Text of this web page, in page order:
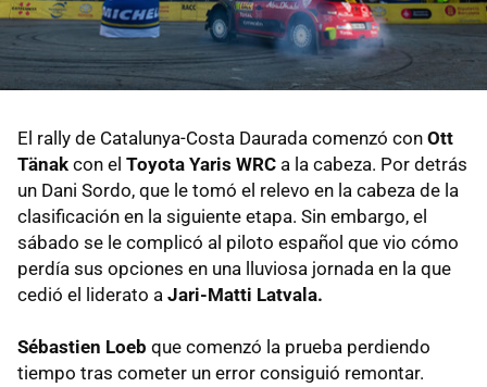
El rally de Catalunya-Costa Daurada comenzó con Ott
Tänak con el Toyota Yaris WRC a la cabeza. Por detrás
un Dani Sordo, que le tomó el relevo en la cabeza de la
clasificación en la siguiente etapa. Sin embargo, el
sábado se le complicó al piloto español que vio cómo
perdía sus opciones en una lluviosa jornada en la que
cedió el liderato a Jari-Matti Latvala.
Sébastien Loeb que comenzó la prueba perdiendo
tiempo tras cometer un error consiguió remontar.